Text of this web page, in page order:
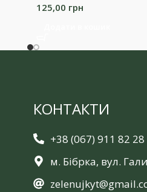
125,00 грн
КОНТАКТИ
+38 (067) 911 82 28
м. Бібрка, вул.